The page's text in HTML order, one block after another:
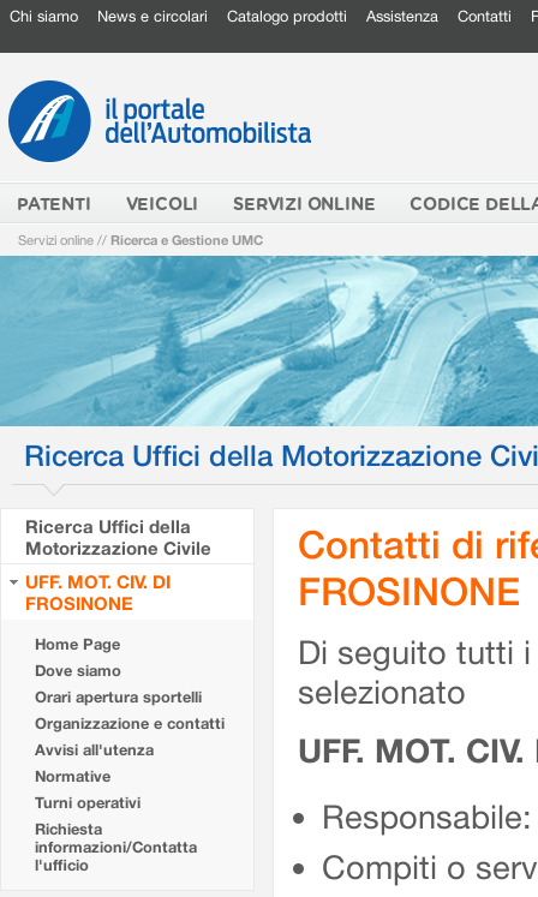
Chi siamo News e circolari Catalogo prodotti Assistenza Contatti
PATENTI VEICOLI SERVIZI ONLINE CODICE
Servizi online // Ricerca e Gestione UMC
Ricerca Uffici della Motorizzazione
Ricerca Uffici della
Motorizzazione Civile
UFF. MOT. CIV. DI
FROSINONE
Home Page
Dove siamo
Orari apertura sportelli
Organizzazione e contatti
Avvisi all'utenza
Normative
Turni operativi
Richiesta
informazioni/Contatta
l'ufficio
Contatti di
FROSINONE
Di seguito tutti
selezionato
UFF. MOT.
Compiti o